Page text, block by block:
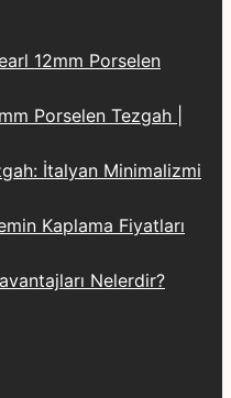
12mm Porselen
Porselen Tezgah |
İtalyan Minimalizmi
Kaplama Fiyatları
Nelerdir?